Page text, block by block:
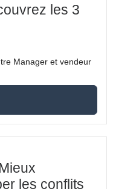
les 3
Manager et vendeur
les conflits